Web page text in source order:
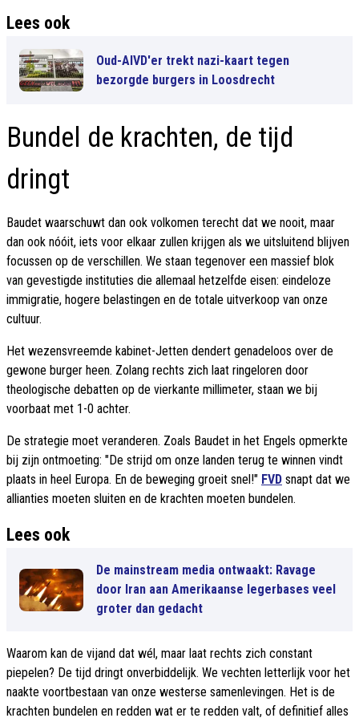
Lees ook
Oud-AIVD'er trekt nazi-kaart tegen
bezorgde burgers in Loosdrecht
Bundel de krachten, de tijd
dringt
Baudet waarschuwt dan ook volkomen terecht dat we nooit, maar
dan ook nóóit, iets voor elkaar zullen krijgen als we uitsluitend blijven
focussen op de verschillen. We staan tegenover een massief blok
van gevestigde instituties die allemaal hetzelfde eisen: eindeloze
immigratie, hogere belastingen en de totale uitverkoop van onze
cultuur.
Het wezensvreemde kabinet-Jetten dendert genadeloos over de
gewone burger heen. Zolang rechts zich laat ringeloren door
theologische debatten op de vierkante millimeter, staan we bij
voorbaat met 1-0 achter.
De strategie moet veranderen. Zoals Baudet in het Engels opmerkte
bij zijn ontmoeting: "De strijd om onze landen terug te winnen vindt
plaats in heel Europa. En de beweging groeit snel!" FVD snapt dat we
allianties moeten sluiten en de krachten moeten bundelen.
Lees ook
De mainstream media ontwaakt: Ravage
door Iran aan Amerikaanse legerbases veel
groter dan gedacht
Waarom kan de vijand dat wél, maar laat rechts zich constant
piepelen? De tijd dringt onverbiddelijk. We vechten letterlijk voor het
naakte voortbestaan van onze westerse samenlevingen. Het is de
krachten bundelen en redden wat er te redden valt, of definitief alles